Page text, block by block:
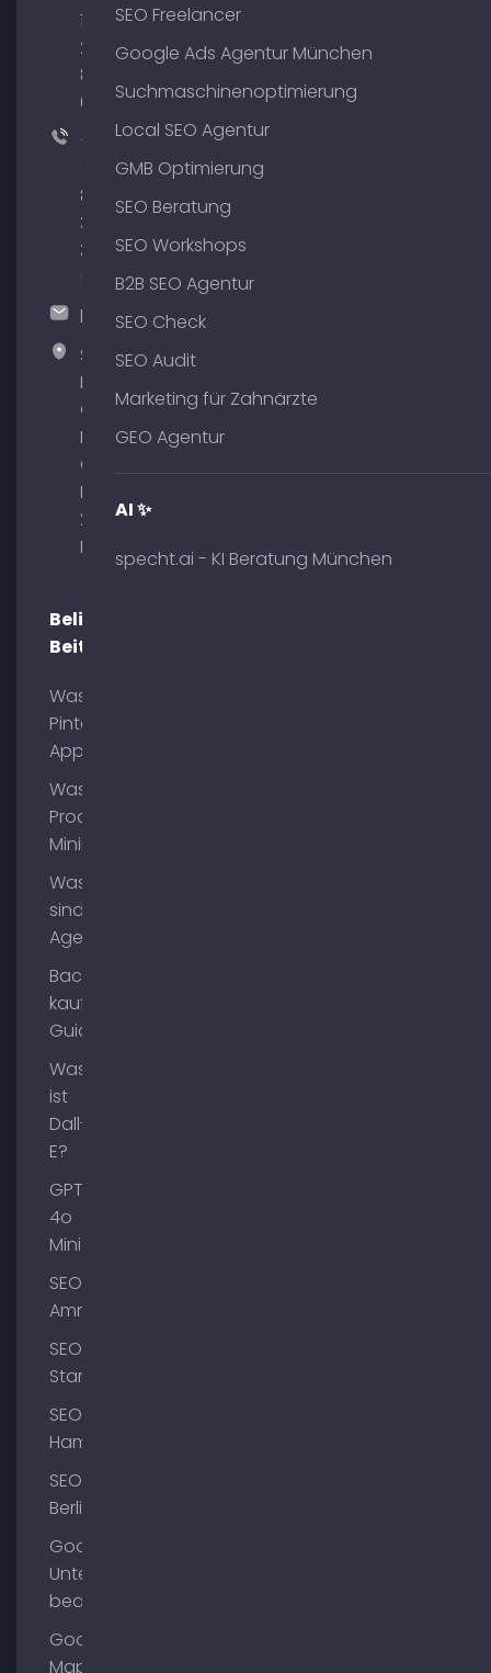
176
204
801
64
+49
89
380
375
hallo@timospecht.de
Specht
Marketing
GmbH –
Palais am
Obelisk
Briennerstr.
29 80333
München
Beliebte
Beiträge
Was ist
Pinterest
App?
Was ist
Process
Mining?
Was
sind AI
Agents?
Backlinks
kaufen
Guide
Was
ist
Dall-
E?
GPT-
4o
Mini
SEO
Ammersee
SEO
Starnberg
SEO
Hamburg
SEO
Berlin
Google
Unternehmensprofil
bearbeiten
Google
Maps
SEO Freelancer
Google Ads Agentur München
Suchmaschinenoptimierung
Local SEO Agentur
GMB Optimierung
SEO Beratung
SEO Workshops
B2B SEO Agentur
SEO Check
SEO Audit
Marketing für Zahnärzte
GEO Agentur
AI ✨
specht.ai - KI Beratung München